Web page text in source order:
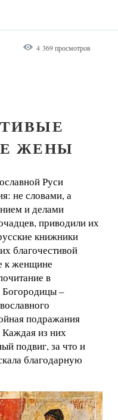
4 369 просмотров
ЖЕНЫ
Руси
не словами, а
и делами
приводили их
книжники
благочестивой
к женщине
в
Богородицы –
подражания
из них
подвиг, за что и
благодарную